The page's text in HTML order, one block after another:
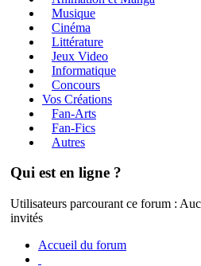
Musique
Cinéma
Littérature
Jeux Video
Informatique
Concours
Vos Créations
Fan-Arts
Fan-Fics
Autres
Qui est en ligne ?
Utilisateurs parcourant ce forum :
invités
Accueil du forum